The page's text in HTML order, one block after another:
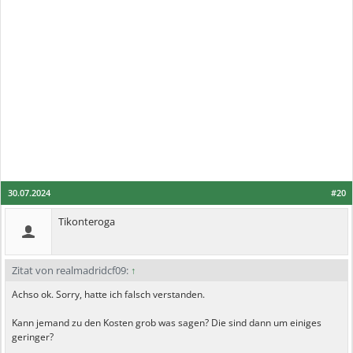
#20
30.07.2024
Tikonteroga
Zitat von realmadridcf09: ↑
Achso ok. Sorry, hatte ich falsch verstanden.
Kann jemand zu den Kosten grob was sagen? Die sind dann um einiges
geringer?